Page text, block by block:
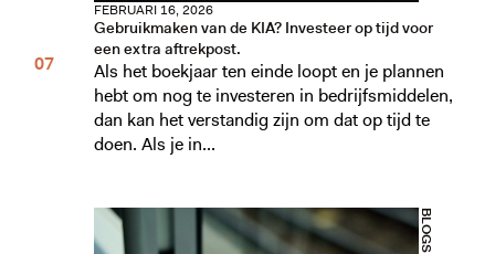
FEBRUARI 16, 2026
Gebruikmaken van de KIA? Investeer op tijd voor
een extra aftrekpost.
Als het boekjaar ten einde loopt en je plannen
hebt om nog te investeren in bedrijfsmiddelen,
dan kan het verstandig zijn om dat op tijd te
doen. Als je in...
BLOGS